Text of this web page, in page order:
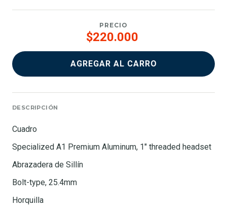
PRECIO
$220.000
AGREGAR AL CARRO
DESCRIPCIÓN
Cuadro
Specialized A1 Premium Aluminum, 1" threaded headset
Abrazadera de Sillín
Bolt-type, 25.4mm
Horquilla